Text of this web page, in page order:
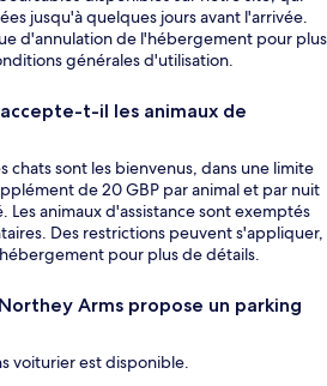
jusqu'à quelques jours avant l'arrivée.
d'annulation de l'hébergement pour plus
générales d'utilisation.
t-il les animaux de
chats sont les bienvenus, dans une limite
de 20 GBP par animal et par nuit
Les animaux d'assistance sont exemptés
Des restrictions peuvent s'appliquer,
pour plus de détails.
Arms propose un parking
voiturier est disponible.